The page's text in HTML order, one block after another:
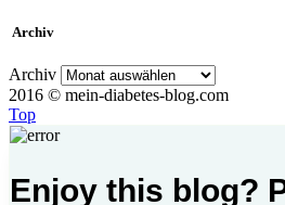
Archiv
Archiv
2016 © mein-diabetes-blog.com
Top
Enjoy this blog?